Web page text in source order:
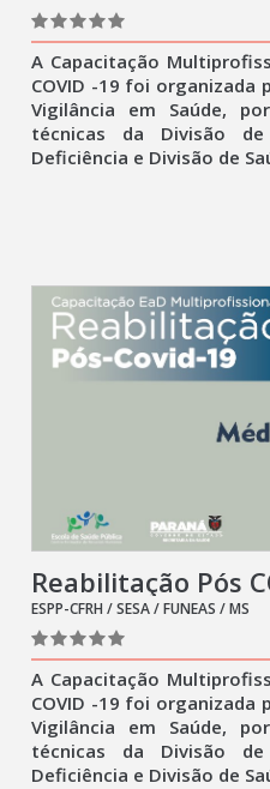
A Capacitação
COVID -19 foi organizada
Vigilância em Saúde,
técnicas da Divisão
Deficiência e Divisão de
Reabilitação Pós
ESPP-CFRH / SESA / FUNEAS / MS
A Capacitação
COVID -19 foi organizada
Vigilância em Saúde,
técnicas da Divisão
Deficiência e Divisão de